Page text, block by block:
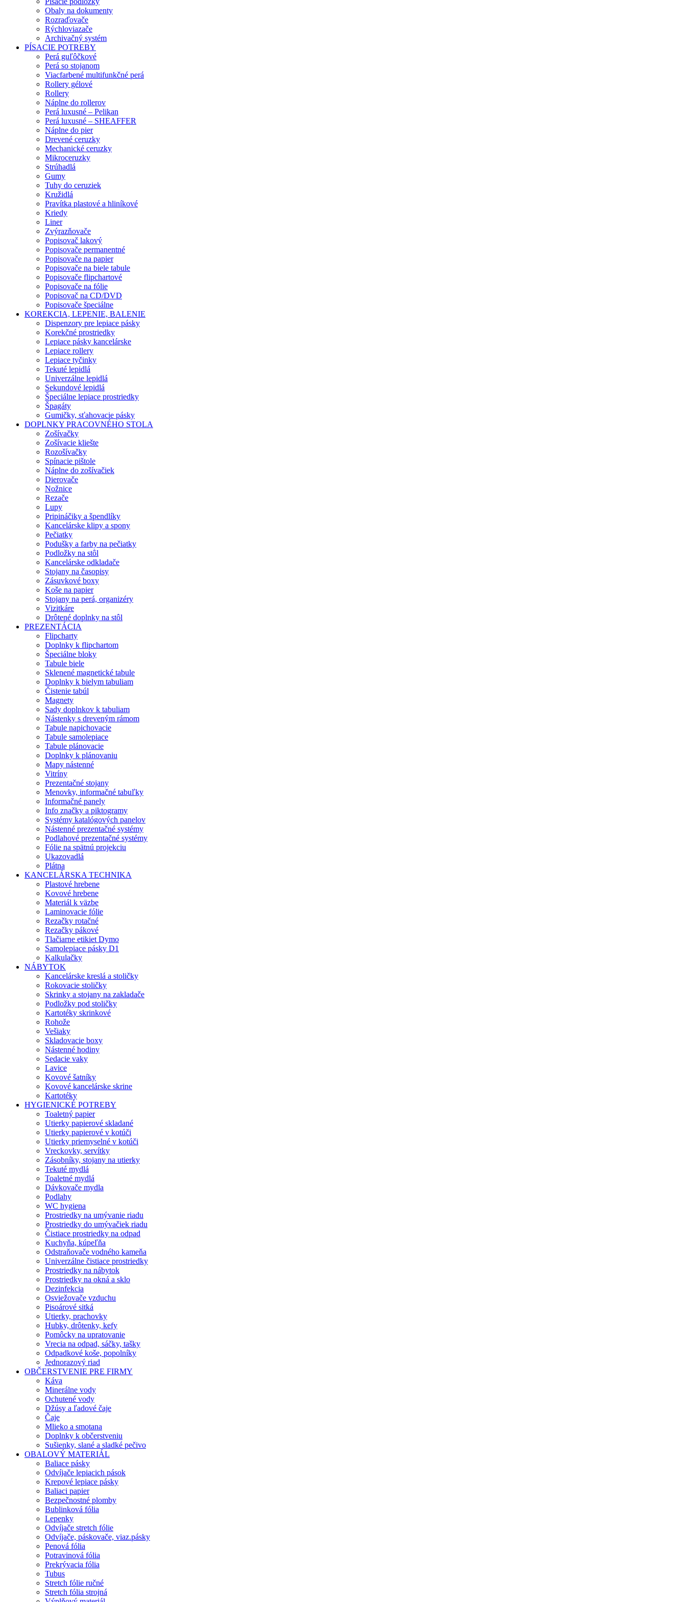
Obaly na dokumenty
Rozraďovače
Rýchloviazače
Archivačný systém
PÍSACIE POTREBY
Perá guľôčkové
Perá so stojanom
Viacfarbené multifunkčné perá
Rollery gélové
Rollery
Náplne do rollerov
Perá luxusné – Pelikan
Perá luxusné – SHEAFFER
Náplne do pier
Drevené ceruzky
Mechanické ceruzky
Mikroceruzky
Strúhadlá
Gumy
Tuhy do ceruziek
Kružidlá
Pravítka plastové a hliníkové
Kriedy
Liner
Zvýrazňovače
Popisovač lakový
Popisovače permanentné
Popisovače na papier
Popisovače na biele tabule
Popisovače flipchartové
Popisovače na fólie
Popisovač na CD/DVD
Popisovače špeciálne
KOREKCIA, LEPENIE, BALENIE
Dispenzory pre lepiace pásky
Korekčné prostriedky
Lepiace pásky kancelárske
Lepiace rollery
Lepiace tyčinky
Tekuté lepidlá
Univerzálne lepidlá
Sekundové lepidlá
Špeciálne lepiace prostriedky
Špagáty
Gumičky, sťahovacie pásky
DOPLNKY PRACOVNÉHO STOLA
Zošívačky
Zošívacie kliešte
Rozošívačky
Spínacie pištole
Náplne do zošívačiek
Dierovače
Nožnice
Rezače
Lupy
Pripináčiky a špendlíky
Kancelárske klipy a spony
Pečiatky
Podušky a farby na pečiatky
Podložky na stôl
Kancelárske odkladače
Stojany na časopisy
Zásuvkové boxy
Koše na papier
Stojany na perá, organizéry
Vizitkáre
Drôtené doplnky na stôl
PREZENTÁCIA
Flipcharty
Doplnky k flipchartom
Špeciálne bloky
Tabule biele
Sklenené magnetické tabule
Doplnky k bielym tabuliam
Čistenie tabúl
Magnety
Sady doplnkov k tabuliam
Nástenky s dreveným rámom
Tabule napichovacie
Tabule samolepiace
Tabule plánovacie
Doplnky k plánovaniu
Mapy nástenné
Vitríny
Prezentačné stojany
Menovky, informačné tabuľky
Informačné panely
Info značky a piktogramy
Systémy katalógových panelov
Nástenné prezentačné systémy
Podlahové prezentačné systémy
Fólie na spätnú projekciu
Ukazovadlá
Plátna
KANCELÁRSKA TECHNIKA
Plastové hrebene
Kovové hrebene
Materiál k väzbe
Laminovacie fólie
Rezačky rotačné
Rezačky pákové
Tlačiarne etikiet Dymo
Samolepiace pásky D1
Kalkulačky
NÁBYTOK
Kancelárske kreslá a stoličky
Rokovacie stoličky
Skrinky a stojany na zakladače
Podložky pod stoličky
Kartotéky skrinkové
Rohože
Vešiaky
Skladovacie boxy
Nástenné hodiny
Sedacie vaky
Lavice
Kovové šatníky
Kovové kancelárske skrine
Kartotéky
HYGIENICKÉ POTREBY
Toaletný papier
Utierky papierové skladané
Utierky papierové v kotúči
Utierky priemyselné v kotúči
Vreckovky, servítky
Zásobníky, stojany na utierky
Tekuté mydlá
Toaletné mydlá
Dávkovače mydla
Podlahy
WC hygiena
Prostriedky na umývanie riadu
Prostriedky do umývačiek riadu
Čistiace prostriedky na odpad
Kuchyňa, kúpeľňa
Odstraňovače vodného kameňa
Univerzálne čistiace prostriedky
Prostriedky na nábytok
Prostriedky na okná a sklo
Dezinfekcia
Osviežovače vzduchu
Pisoárové sitká
Utierky, prachovky
Hubky, drôtenky, kefy
Pomôcky na upratovanie
Vrecia na odpad, sáčky, tašky
Odpadkové koše, popolníky
Jednorazový riad
OBČERSTVENIE PRE FIRMY
Káva
Minerálne vody
Ochutené vody
Džúsy a ľadové čaje
Čaje
Mlieko a smotana
Doplnky k občerstveniu
Sušienky, slané a sladké pečivo
OBALOVÝ MATERIÁL
Baliace pásky
Odvíjače lepiacich pások
Krepové lepiace pásky
Baliaci papier
Bezpečnostné plomby
Bublinková fólia
Lepenky
Odvíjače stretch fólie
Odvíjače, páskovače, viaz.pásky
Penová fólia
Potravinová fólia
Prekrývacia fólia
Tubus
Stretch fólie ručné
Stretch fólia strojná